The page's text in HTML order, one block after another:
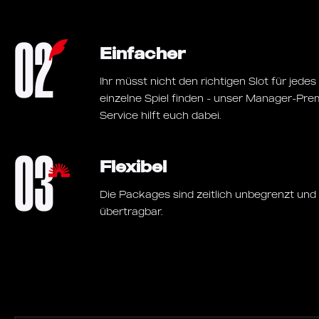
02
Einfacher
Ihr müsst nicht den richtigen Slot für jedes
einzelne Spiel finden - unser Manager-
Service hilft euch dabei.
03 Flexibel
Die Packages sind zeitlich unbegrenzt und
übertragbar.